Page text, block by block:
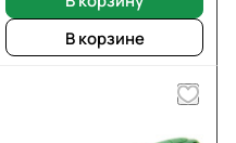
В корзине